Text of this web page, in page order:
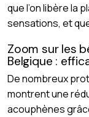
que l’on libère la
sensations, et
Zoom sur les
Belgique :
De nombreux
montrent une
acouphènes